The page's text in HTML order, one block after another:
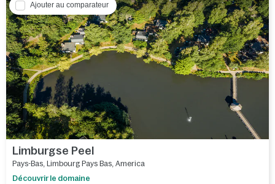
Ajouter au comparateur
Limburgse Peel
Pays-Bas Limbourg Pays Bas America
Découvrir le domaine